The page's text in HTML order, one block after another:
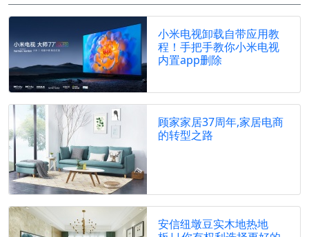
小米电视卸载自带应用教
程！手把手教你小米电视
内置app删除
顾家家居37周年,家居电商
的转型之路
安信纽墩豆实木地热地